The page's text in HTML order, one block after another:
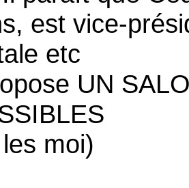
est vice-
etc
UN
moi)